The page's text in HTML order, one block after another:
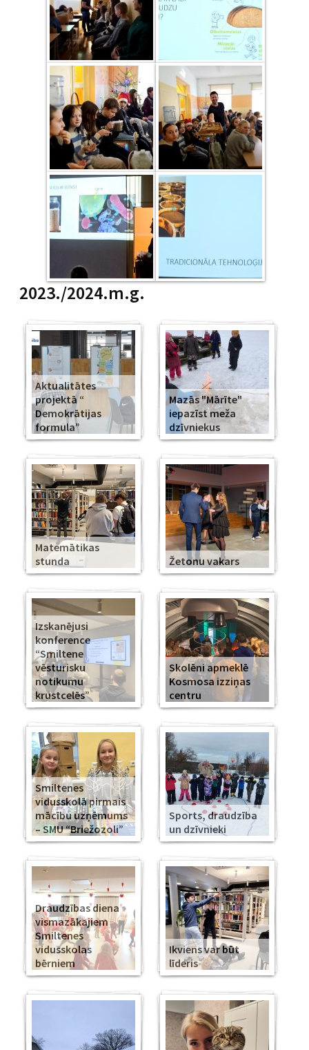
2023./2024.m.g.
Aktualitātes
projektā “
Demokrātijas
formula”
Mazās "Mārīte"
iepazīst meža
dzīvniekus
Matemātikas
stunda
Žetonu vakars
Izskanējusi
konference
“Smiltene
vēsturisku
notikumu
krustcelēs”
Skolēni apmeklē
Kosmosa izziņas
centru
Smiltenes
vidusskolā pirmais
mācību uzņēmums
– SMU “Briežozoli”
Sports, draudzība
un dzīvnieki
Draudzības diena
vismazākajiem
Smiltenes
vidusskolas
bērniem
Ikviens var būt
līderis